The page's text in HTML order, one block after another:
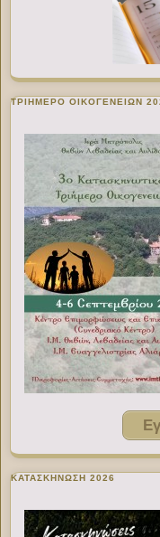
ΤΡΙΗΜΕΡΟ ΟΙΚΟΓΕΝΕΙΩΝ
ΚΑΤΑΣΚΗΝΩΣΗ 2026